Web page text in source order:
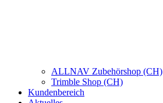
ALLNAV Zubehörshop (CH)
Trimble Shop (CH)
Kundenbereich